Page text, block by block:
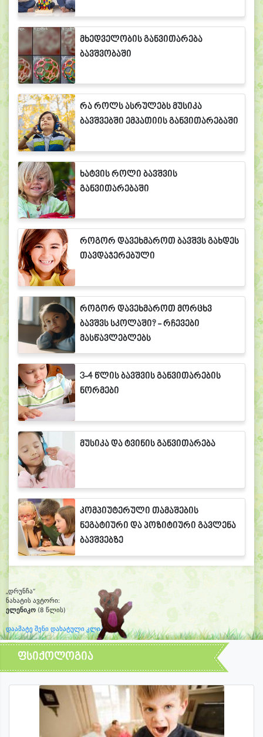
მხედველობის განვითარება
ბავშვობაში
რა როლს ასრულებს მუსიკა
ბავშვებში ემპათიის განვითარებაში
ხატვის როლი ბავშვის
განვითარებაში
როგორ დავეხმაროთ ბავშვს გახდეს
თავდაჯერებული
როგორ დავეხმაროთ მორცხვ
ბავშვს სკოლაში? - რჩევები
მასწავლებლებს
3-4 წლის ბავშვის განვითარების
ნორმები
მუსიკა და ტვინის განვითარება
კომპიუტერული თამაშების
ნეგატიური და პოზიტიური გავლენა
ბავშვებზე
„დრუნჩა“
ნახატის ავტორი:
ელენიკო (8 წლის)
დაამატე შენი დახატული კლიპარტი
ფსიქოლოგია